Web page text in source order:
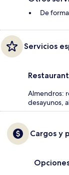
De
Servicios
Almendros:
desayunos,
Cargos y